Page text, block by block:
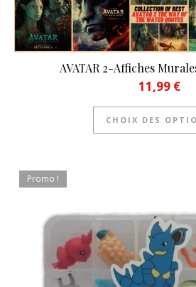
AVATAR 2-Affiches
11,99 €
CHOIX DES
Promo !